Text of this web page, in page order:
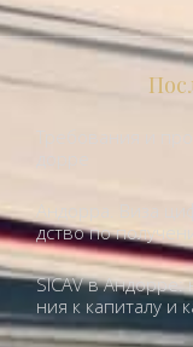
дство по
SICAV в
ния к капиталу и